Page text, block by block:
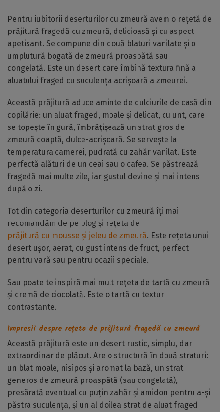
Pentru iubitorii deserturilor cu zmeură avem o rețetă de
prăjitură fragedă cu zmeură, delicioasă și cu aspect
apetisant. Se compune din două blaturi vanilate și o
umplutură bogată de zmeură proaspătă sau
congelată. Este un desert care îmbină textura fină a
aluatului fraged cu suculența acrișoară a zmeurei.
Această prăjitură aduce aminte de dulciurile de casă din
copilărie: un aluat fraged, moale și delicat, cu unt, care
se topește în gură, îmbrățișează un strat gros de
zmeură coaptă, dulce-acrișoară. Se servește la
temperatura camerei, pudrată cu zahăr vanilat. Este
perfectă alături de un ceai sau o cafea. Se păstrează
fragedă mai multe zile, iar gustul devine și mai intens
după o zi.
Tot din categoria deserturilor cu zmeură îți mai
recomandăm de pe blog și rețeta de
prăjitură cu mousse și jeleu de zmeură. Este rețeta unui
desert ușor, aerat, cu gust intens de fruct, perfect
pentru vară sau pentru ocazii speciale.
Sau poate te inspiră mai mult rețeta de tartă cu zmeură
și cremă de ciocolată. Este o tartă cu texturi
contrastante.
Impresii despre rețeta de prăjitură fragedă cu zmeură
Această prăjitură este un desert rustic, simplu, dar
extraordinar de plăcut. Are o structură în două straturi:
un blat moale, nisipos și aromat la bază, un strat
generos de zmeură proaspătă (sau congelată),
presărată eventual cu puțin zahăr și amidon pentru a-și
păstra suculența, și un al doilea strat de aluat fraged